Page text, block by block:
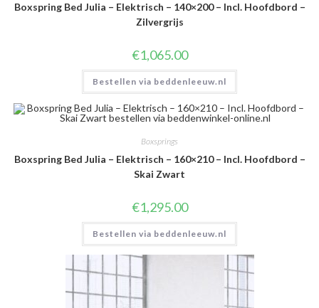
Boxspring Bed Julia – Elektrisch – 140×200 – Incl. Hoofdbord –
Zilvergrijs
€1,065.00
Bestellen via beddenleeuw.nl
Boxsprings
Boxspring Bed Julia – Elektrisch – 160×210 – Incl. Hoofdbord –
Skai Zwart
€1,295.00
Bestellen via beddenleeuw.nl